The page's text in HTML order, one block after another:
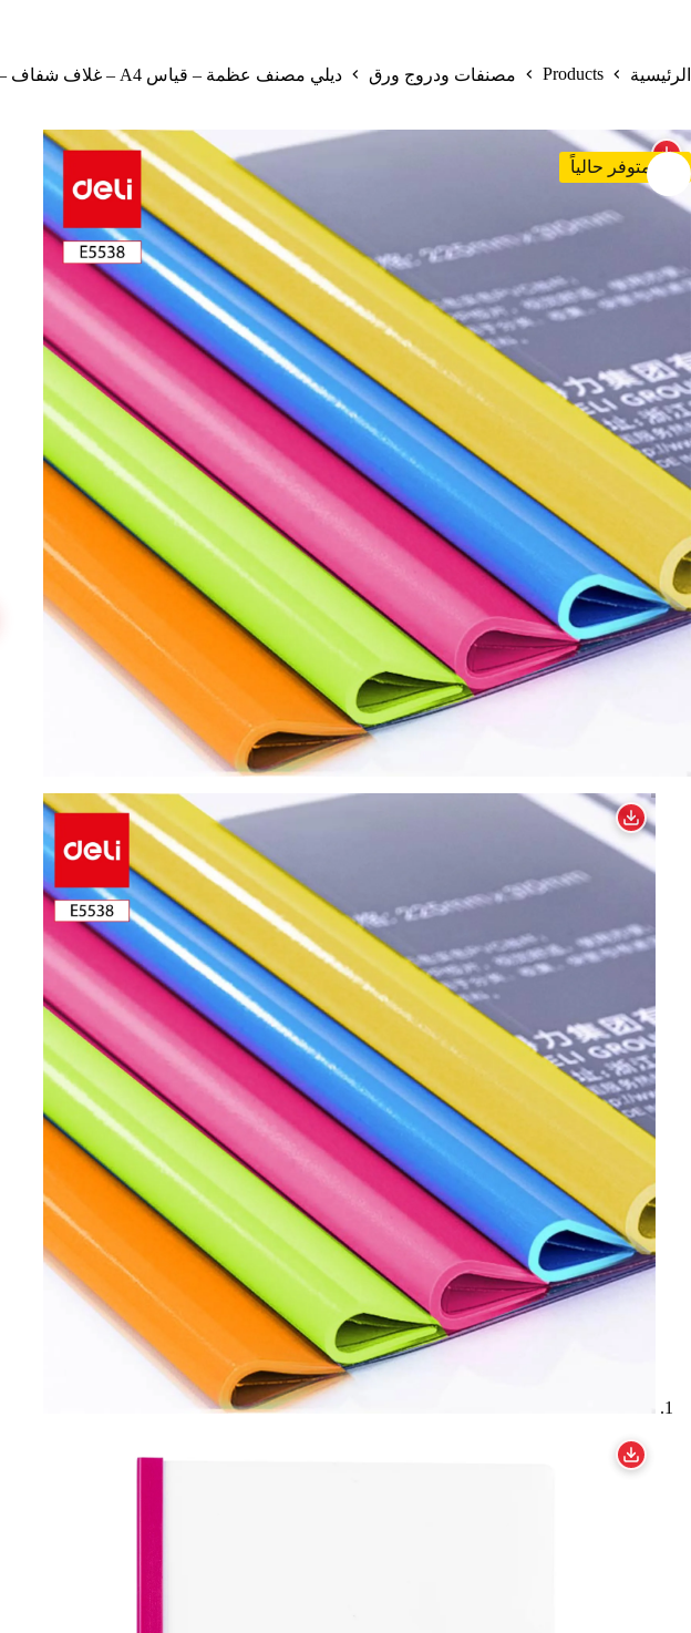
الرئيسية Products مصنفات ودروج ورق ديلي مصنف عظمة – قياس A4 – غلاف شفاف – ألوان مختلفة E5538
غير متوفر حالياً